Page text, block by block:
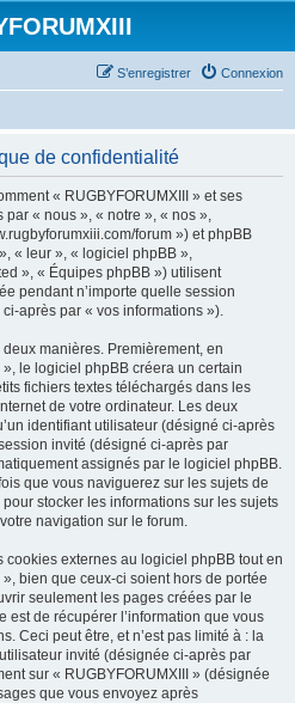
Connexion
S’enregistrer
de confidentialité
« RUGBYFORUMXIII » et ses
« nous », « notre », « nos »,
forum ») et phpBB
« leur », « logiciel phpBB »,
», « Équipes phpBB ») utilisent
pendant n’importe quelle session
après par « vos informations »).
manières. Premièrement, en
le logiciel phpBB créera un certain
fichiers textes téléchargés dans les
de votre ordinateur. Les deux
identifiant utilisateur (désigné ci-après
invité (désigné ci-après par
assignés par le logiciel phpBB.
que vous naviguerez sur les sujets de
stocker les informations sur les sujets
navigation sur le forum.
externes au logiciel phpBB tout en
bien que ceux-ci soient hors de portée
seulement les pages créées par le
est de récupérer l’information que vous
Ceci peut être, et n’est pas limité à : la
invité (désignée ci-après par
sur « RUGBYFORUMXIII » (désignée
que vous envoyez après